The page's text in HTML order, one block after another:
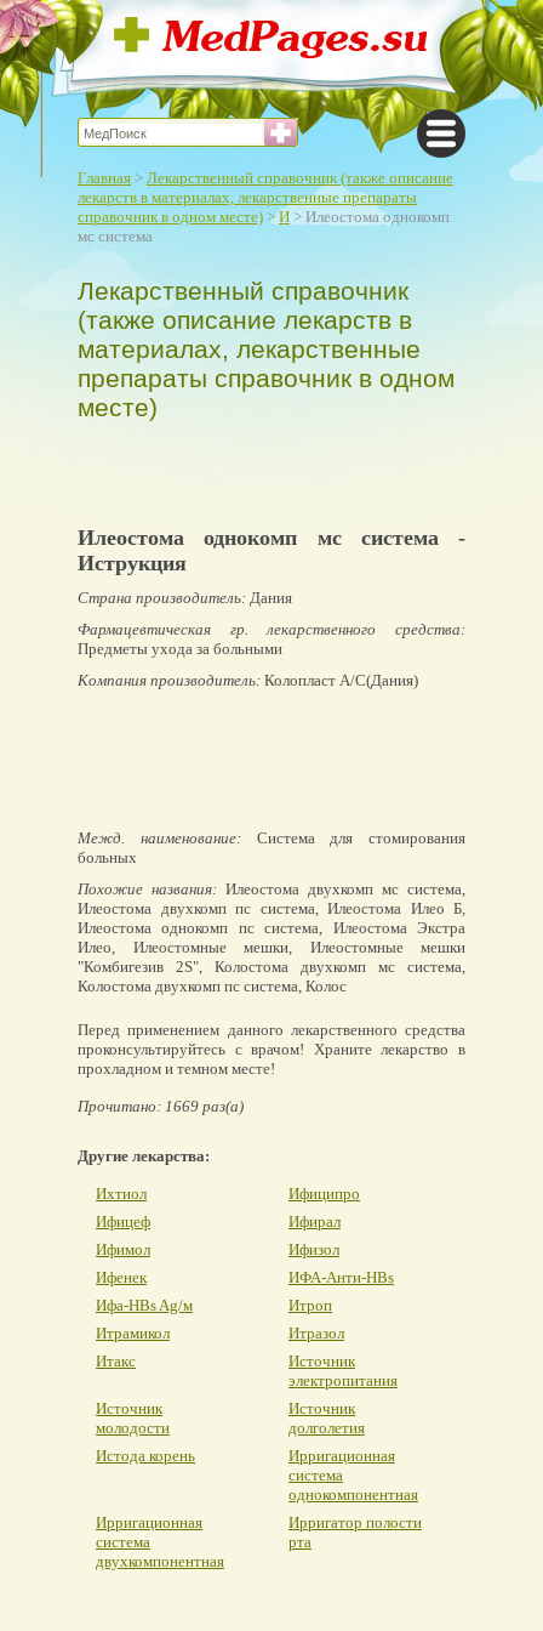
Главная > Лекарственный справочник (также описание
лекарств в материалах, лекарственные препараты
справочник в одном месте) >И > Илеостома однокомп
мс система
Лекарственный справочник
(также описание лекарств в
материалах, лекарственные
препараты справочник в одном
месте)
Илеостома однокомп мс система -
Иструкция
Страна производитель: Дания
Фармацевтическая гр. лекарственного средства:
Предметы ухода за больными
Компания производитель: Колопласт А/С(Дания)
Межд. наименование:Система для стомирования
больных
Похожие названия: Илеостома двухкомп мс система,
Илеостома двухкомп пс система, Илеостома Илео Б,
Илеостома однокомп пс система, Илеостома Экстра
Илео, Илеостомные мешки, Илеостомные мешки
"Комбигезив 2S", Колостома двухкомп мс система,
Колостома двухкомп пс система, Колос
Перед применением данного лекарственного средства
проконсультируйтесь с врачом! Храните лекарство в
прохладном и темном месте!
Прочитано: 1669 раз(а)
Другие лекарства:
Ихтиол
Ифиципро
Ифицеф
Ифирал
Ифимол
Ифизол
Ифенек
ИФА-Анти-HBs
Ифа-HBs Ag/м
Итроп
Итрамикол
Итразол
Итакс
Источник
электропитания
Источник
молодости
Источник
долголетия
Истода корень
Ирригационная
система
однокомпонентная
Ирригационная
система
двухкомпонентная
Ирригатор полости
рта